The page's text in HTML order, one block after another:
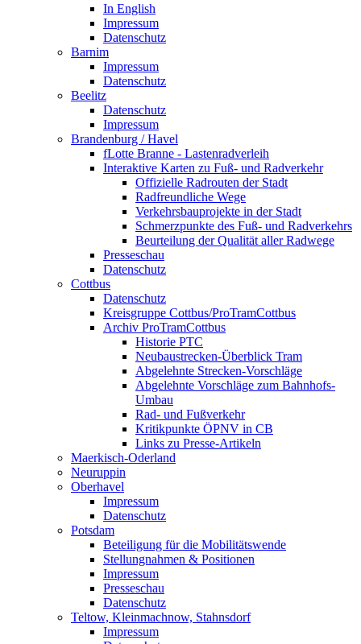
In English
Impressum
Datenschutz
Barnim
Impressum
Datenschutz
Beelitz
Datenschutz
Impressum
Brandenburg / Havel
fLotte Branne - Lastenradverleih
Interaktive Karten zu Fuß- und Radverkehr
Offizielle Radrouten der Stadt
Radfreundliche Wege
Verkehrsbauprojekte in der Stadt
Schmerzpunkte des Fuß- und Radverkehrs
Beurteilung der Qualität aller Radwege
Presseschau
Datenschutz
Cottbus
Datenschutz
Kreisgruppe Cottbus/ProTramCottbus
Archiv ProTramCottbus
Historie PTC
Neubaustrecken-Überblick Tram
Abgelehnte Strecken-Vorschläge
Abgelehnte Vorschläge zum Bahnhofs-
Umbau
Rad- und Fußverkehr
Kritikpunkte ÖPNV in CB
Links zu Presse-Artikeln
Maerkisch-Oderland
Neuruppin
Oberhavel
Impressum
Datenschutz
Potsdam
Beteiligung für die Mobilitätswende
Stellungnahmen & Positionen
Impressum
Presseschau
Datenschutz
Teltow, Kleinmachnow, Stahnsdorf
Impressum